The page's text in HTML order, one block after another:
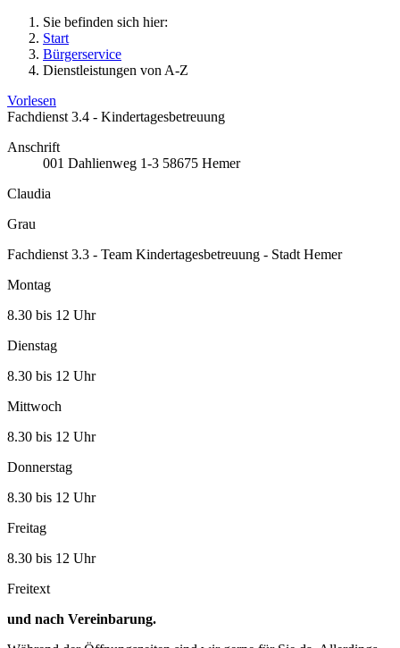
Sie befinden sich hier:
Start
Bürgerservice
Dienstleistungen von A-Z
Vorlesen
Fachdienst 3.4 - Kindertagesbetreuung
Anschrift
001 Dahlienweg 1-3 58675 Hemer
Claudia
Grau
Fachdienst 3.3 - Team Kindertagesbetreuung - Stadt Hemer
Montag
8.30 bis 12 Uhr
Dienstag
8.30 bis 12 Uhr
Mittwoch
8.30 bis 12 Uhr
Donnerstag
8.30 bis 12 Uhr
Freitag
8.30 bis 12 Uhr
Freitext
und nach Vereinbarung.